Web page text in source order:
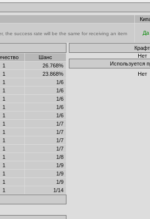
the success rate will be the same for receiving an item
Да
Шанс
1
26.768%
1
23.868%
1
1/6
1
1/6
1
1/6
1
1/6
1
1/6
1
1/7
1
1/7
1
1/7
1
1/7
1
1/8
1
1/9
1
1/9
1
1/9
1
1/14
Крафт
Нет
Используется
Нет